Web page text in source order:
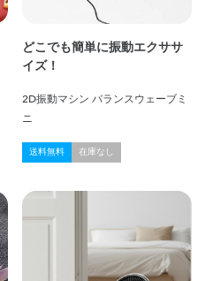
どこでも簡単に振動エクササ
イズ！
2D振動マシン バランスウェーブミ
ニ
送料無料 在庫なし